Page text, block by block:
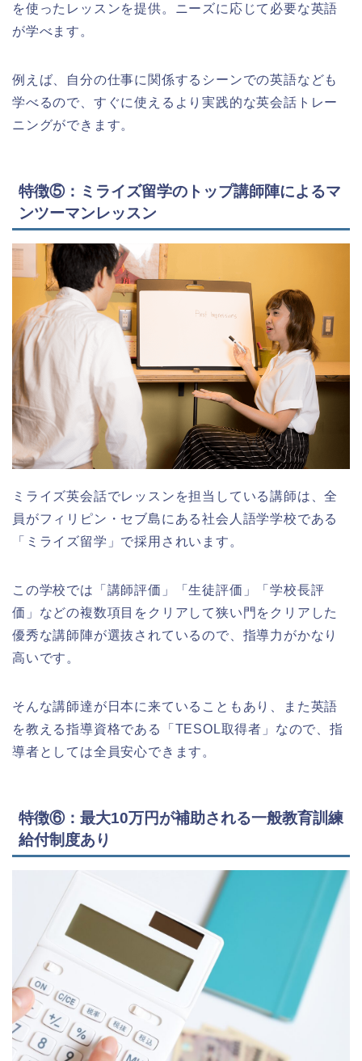
を使ったレッスンを提供。ニーズに応じて必要な英語
が学べます。
例えば、自分の仕事に関係するシーンでの英語なども
学べるので、すぐに使えるより実践的な英会話トレー
ニングができます。
特徴⑤：ミライズ留学のトップ講師陣によるマ
ンツーマンレッスン
ミライズ英会話でレッスンを担当している講師は、全
員がフィリピン・セブ島にある社会人語学学校である
「ミライズ留学」で採用されいます。
この学校では「講師評価」「⽣徒評価」「学校⻑評
価」などの複数項⽬をクリアして狭い門をクリアした
優秀な講師陣が選抜されているので、指導力がかなり
高いです。
そんな講師達が日本に来ていることもあり、また英語
を教える指導資格である「TESOL取得者」なので、指
導者としては全員安心できます。
特徴⑥：最大10万円が補助される一般教育訓練
給付制度あり